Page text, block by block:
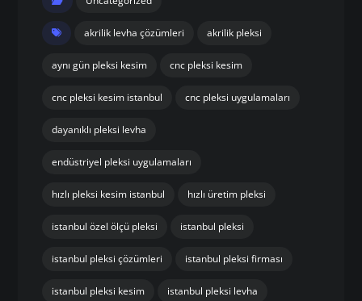
akrilik levha çözümleri akrilik pleksi
aynı gün pleksi kesim cnc pleksi kesim
cnc pleksi kesim istanbul cnc pleksi uygulamaları
dayanıklı pleksi levha
endüstriyel pleksi uygulamaları
hızlı pleksi kesim istanbul hızlı üretim pleksi
istanbul özel ölçü pleksi istanbul pleksi
istanbul pleksi çözümleri istanbul pleksi firması
istanbul pleksi kesim istanbul pleksi levha